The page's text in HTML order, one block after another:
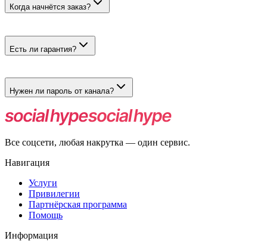
Когда начнётся заказ?
выбранного объекта.
Есть ли гарантия?
восстановление запрашивается через поддержку; для поста
сообщества гарантия не указана.
Нужен ли пароль от канала?
Нет. Для заказа достаточно рабочей прямой ссылки.
Все соцсети, любая накрутка — один сервис.
Навигация
Услуги
Привилегии
Партнёрская программа
Помощь
Информация